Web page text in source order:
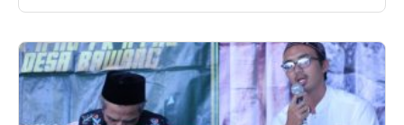
Lembaga Ta’mir Masjid […]